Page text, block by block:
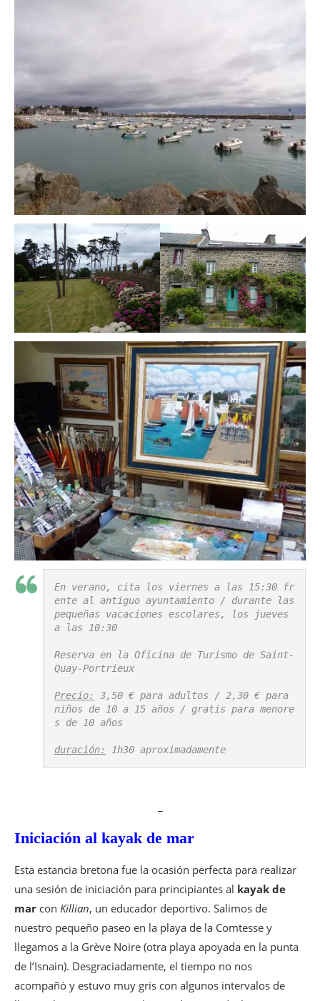
En verano, cita los viernes a las 15:30 fr
ente al antiguo ayuntamiento / durante las
pequeñas vacaciones escolares, los jueves
a las 10:30
Reserva en la Oficina de Turismo de Saint-
Quay-Portrieux
Precio:
3,50 € para adultos / 2,30 € para
niños de 10 a 15 años / gratis para menore
s de 10 años
duración: 1h30 aproximadamente
Iniciación al kayak de mar
Esta estancia bretona fue la ocasión perfecta para realizar
una sesión de iniciación para principiantes al kayak de
mar con Killian, un educador deportivo. Salimos de
nuestro pequeño paseo en la playa de la Comtesse y
llegamos a la Grève Noire (otra playa apoyada en la punta
de l’Isnain). Desgraciadamente, el tiempo no nos
acompañó y estuvo muy gris con algunos intervalos de